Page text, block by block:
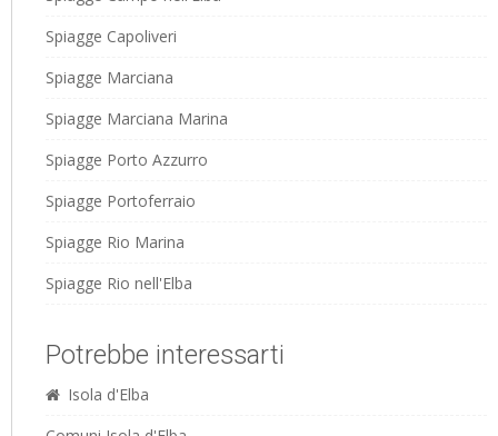
Spiagge Capoliveri
Spiagge Marciana
Spiagge Marciana Marina
Spiagge Porto Azzurro
Spiagge Portoferraio
Spiagge Rio Marina
Spiagge Rio nell'Elba
Potrebbe interessarti
Isola d'Elba